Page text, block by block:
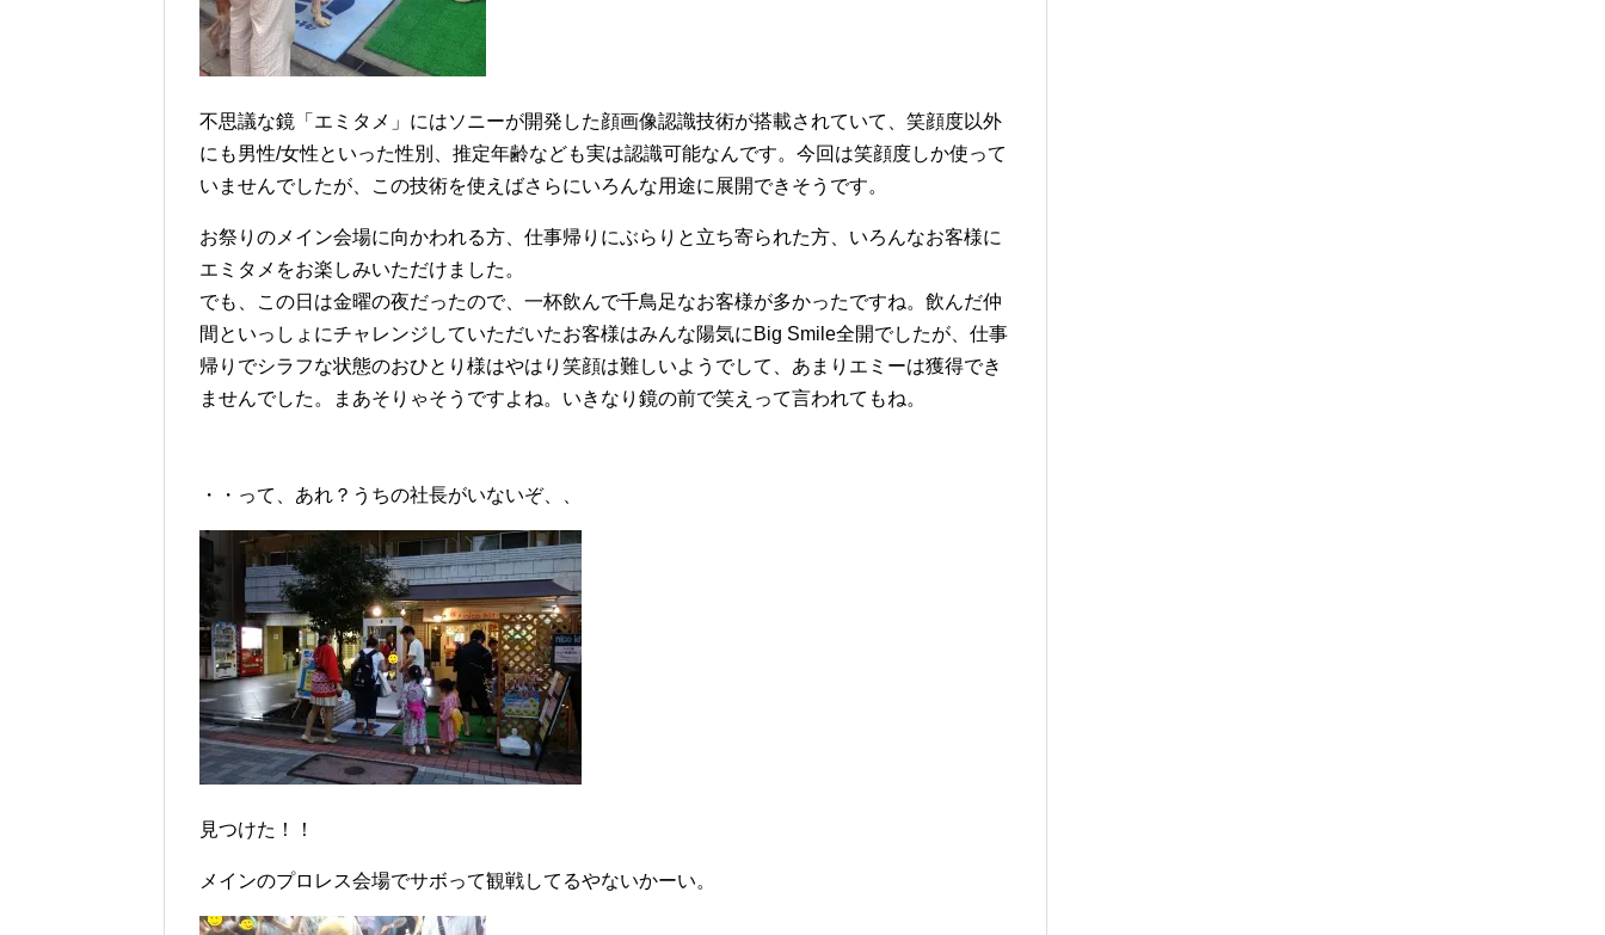
不思議な鏡「エミタメ」にはソニーが開発した顔画像認識技術が搭載されていて、笑顔度以外
にも男性/女性といった性別、推定年齢なども実は認識可能なんです。今回は笑顔度しか使って
いませんでしたが、この技術を使えばさらにいろんな用途に展開できそうです。
お祭りのメイン会場に向かわれる方、仕事帰りにぶらりと立ち寄られた方、いろんなお客様に
エミタメをお楽しみいただけました。
でも、この日は金曜の夜だったので、一杯飲んで千鳥足なお客様が多かったですね。飲んだ仲
間といっしょにチャレンジしていただいたお客様はみんな陽気にBig Smile全開でしたが、仕事
帰りでシラフな状態のおひとり様はやはり笑顔は難しいようでして、あまりエミーは獲得でき
ませんでした。まあそりゃそうですよね。いきなり鏡の前で笑えって言われてもね。
・・って、あれ？うちの社長がいないぞ、、
見つけた！！
メインのプロレス会場でサボって観戦してるやないかーい。